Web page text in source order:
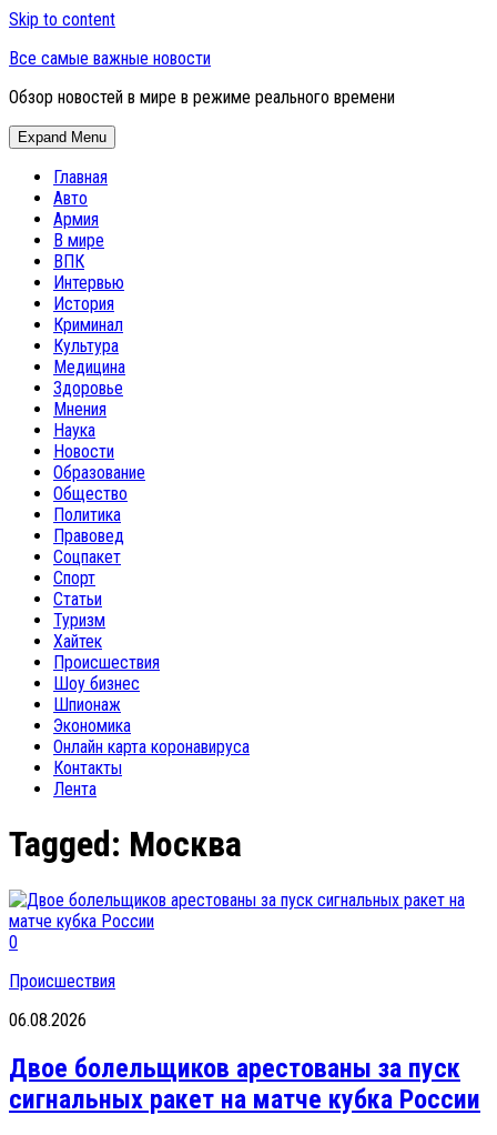
Skip to content
Все самые важные новости
Обзор новостей в мире в режиме реального времени
Expand Menu
Главная
Авто
Армия
В мире
ВПК
Интервью
История
Криминал
Культура
Медицина
Здоровье
Мнения
Наука
Новости
Образование
Общество
Политика
Правовед
Соцпакет
Спорт
Статьи
Туризм
Хайтек
Происшествия
Шоу бизнес
Шпионаж
Экономика
Онлайн карта коронавируса
Контакты
Лента
Tagged: Москва
0
Происшествия
06.08.2026
Двое болельщиков арестованы за пуск
сигнальных ракет на матче кубка России